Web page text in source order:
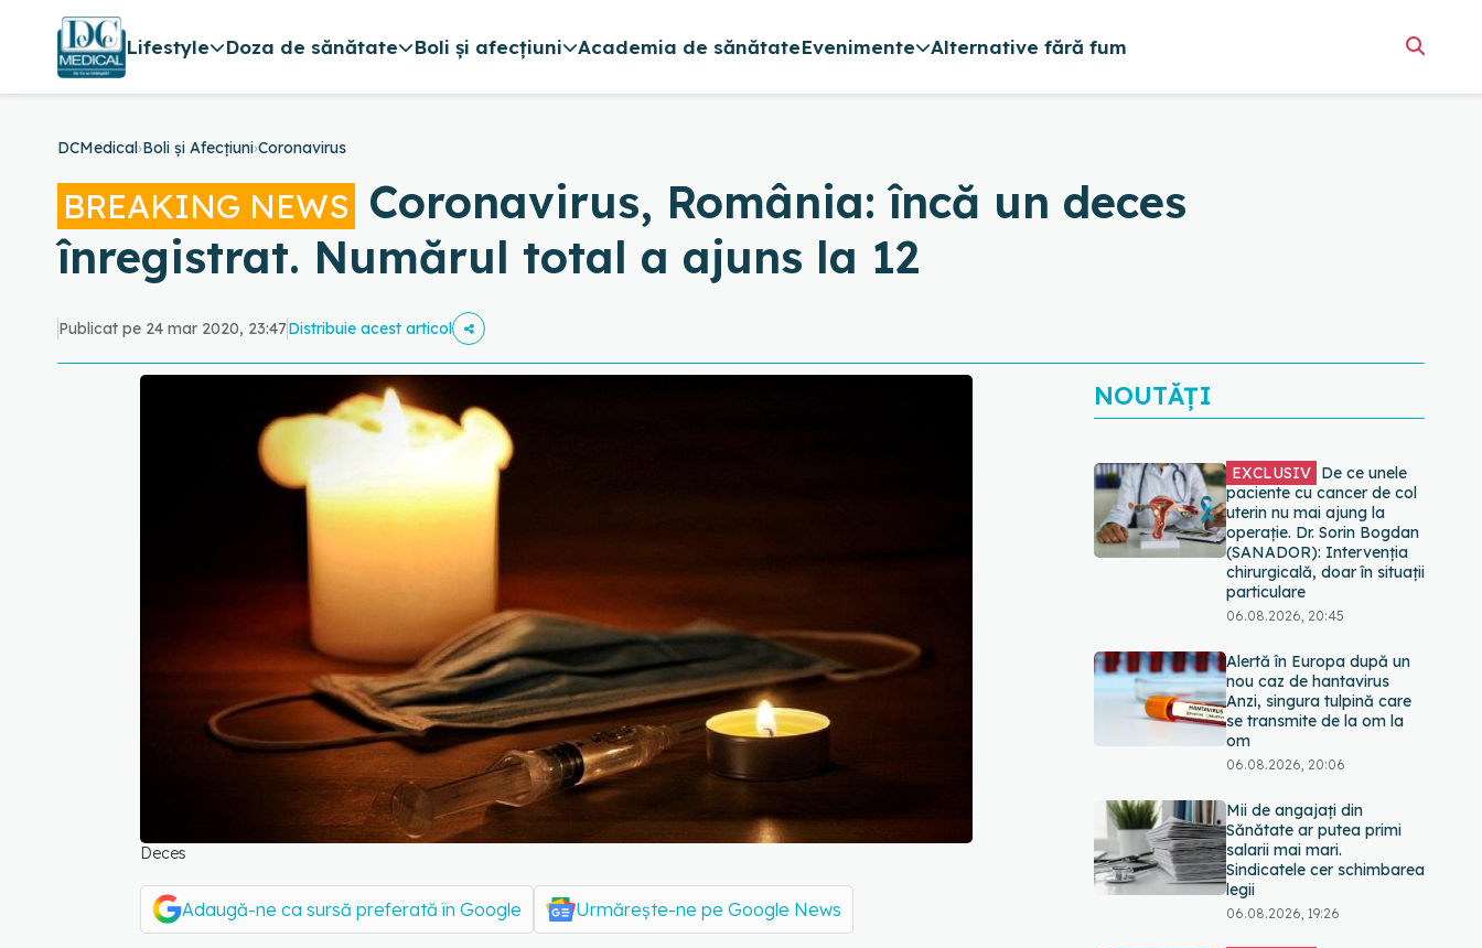
Lifestyle Doza de sănătate Boli și afecțiuni Academia de sănătateEvenimente Alternative fără fum
DCMedical›Boli și Afecțiuni›Coronavirus
BREAKING NEWS Coronavirus, România: încă un deces
înregistrat. Numărul total a ajuns la 12
Publicat pe 24 mar 2020, 23:47Distribuie acest articol
Deces
Adaugă-ne ca sursă preferată în Google Urmărește-ne pe Google News
NOUTĂȚI
EXCLUSIV De ce unele
paciente cu cancer de col
uterin nu mai ajung la
operație. Dr. Sorin Bogdan
(SANADOR): Intervenția
chirurgicală, doar în situații
particulare
06.08.2026, 20:45
Alertă în Europa după un
nou caz de hantavirus
Anzi, singura tulpină care
se transmite de la om la
om
06.08.2026, 20:06
Mii de angajați din
Sănătate ar putea primi
salarii mai mari.
Sindicatele cer schimbarea
legii
06.08.2026, 19:26